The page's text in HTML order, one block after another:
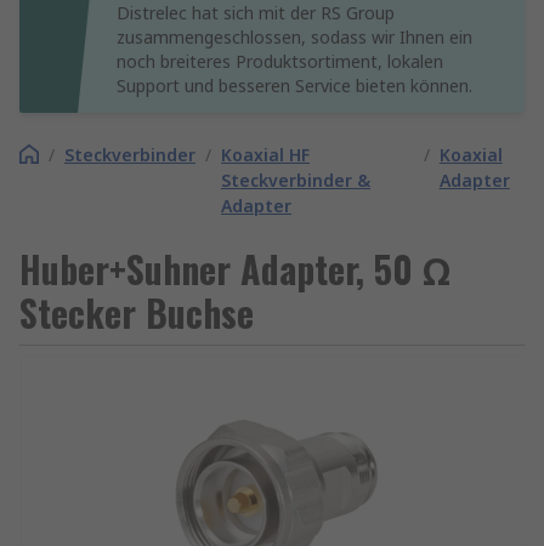
Distrelec hat sich mit der RS Group
zusammengeschlossen, sodass wir Ihnen ein
noch breiteres Produktsortiment, lokalen
Support und besseren Service bieten können.
/ Steckverbinder / Koaxial HF
Steckverbinder &
Adapter
/ Koaxial
Adapter
Huber+Suhner Adapter, 50 Ω
Stecker Buchse